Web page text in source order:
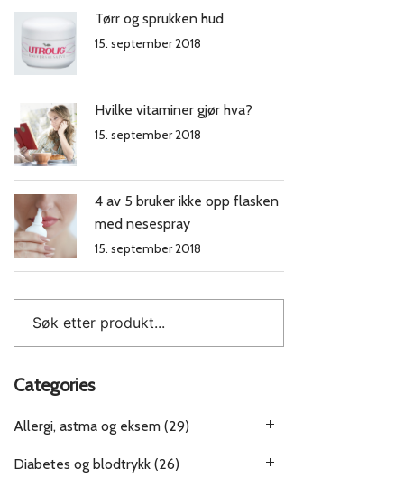
Tørr og sprukken hud
15. september 2018
Hvilke vitaminer gjør hva?
15. september 2018
4 av 5 bruker ikke opp flasken
med nesespray
15. september 2018
Categories
Allergi, astma og eksem (29)
Diabetes og blodtrykk (26)